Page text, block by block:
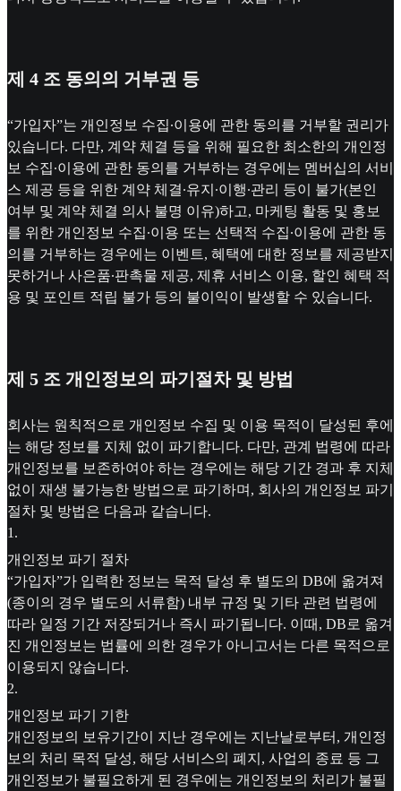
제 4 조 동의의 거부권 등
“가입자”는 개인정보 수집∙이용에 관한 동의를 거부할 권리가
있습니다. 다만, 계약 체결 등을 위해 필요한 최소한의 개인정
보 수집∙이용에 관한 동의를 거부하는 경우에는 멤버십의 서비
스 제공 등을 위한 계약 체결∙유지∙이행∙관리 등이 불가(본인
여부 및 계약 체결 의사 불명 이유)하고, 마케팅 활동 및 홍보
를 위한 개인정보 수집∙이용 또는 선택적 수집∙이용에 관한 동
의를 거부하는 경우에는 이벤트, 혜택에 대한 정보를 제공받지
못하거나 사은품∙판촉물 제공, 제휴 서비스 이용, 할인 혜택 적
용 및 포인트 적립 불가 등의 불이익이 발생할 수 있습니다.
제 5 조 개인정보의 파기절차 및 방법
회사는 원칙적으로 개인정보 수집 및 이용 목적이 달성된 후에
는 해당 정보를 지체 없이 파기합니다. 다만, 관계 법령에 따라
개인정보를 보존하여야 하는 경우에는 해당 기간 경과 후 지체
없이 재생 불가능한 방법으로 파기하며, 회사의 개인정보 파기
절차 및 방법은 다음과 같습니다.
1 .
개인정보 파기 절차
“가입자”가 입력한 정보는 목적 달성 후 별도의 DB에 옮겨져
(종이의 경우 별도의 서류함) 내부 규정 및 기타 관련 법령에
따라 일정 기간 저장되거나 즉시 파기됩니다. 이때, DB로 옮겨
진 개인정보는 법률에 의한 경우가 아니고서는 다른 목적으로
이용되지 않습니다.
2.
개인정보 파기 기한
개인정보의 보유기간이 지난 경우에는 지난날로부터, 개인정
보의 처리 목적 달성, 해당 서비스의 폐지, 사업의 종료 등 그
개인정보가 불필요하게 된 경우에는 개인정보의 처리가 불필